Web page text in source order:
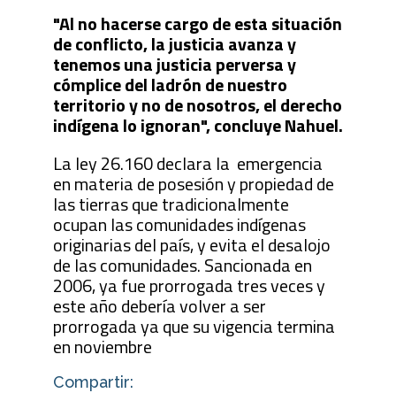
"Al no hacerse cargo de esta situación
de conflicto, la justicia avanza y
tenemos una justicia perversa y
cómplice del ladrón de nuestro
territorio y no de nosotros, el derecho
indígena lo ignoran", concluye Nahuel.
La ley 26.160 declara la emergencia
en materia de posesión y propiedad de
las tierras que tradicionalmente
ocupan las comunidades indígenas
originarias del país, y evita el desalojo
de las comunidades. Sancionada en
2006, ya fue prorrogada tres veces y
este año debería volver a ser
prorrogada ya que su vigencia termina
en noviembre
Compartir: